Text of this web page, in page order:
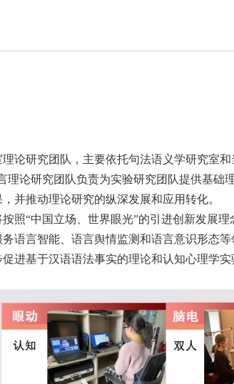
论研究团队，主要依托句法语义学研究室
理论研究团队负责为实验研究团队提供基础
并推动理论研究的纵深发展和应用转化。
照“中国立场、世界眼光”的引进创新发展
语言智能、语言舆情监测和语言意识形态
进基于汉语语法事实的理论和认知心理学实